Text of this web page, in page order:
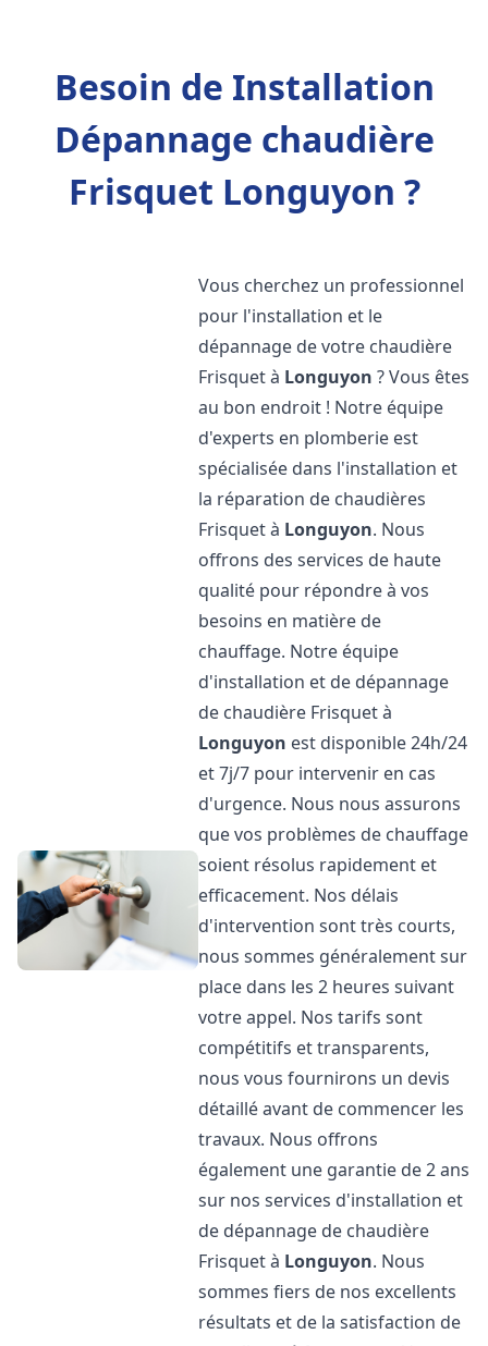
Besoin de Installation
Dépannage chaudière
Frisquet Longuyon ?
Vous cherchez un professionnel
pour l'installation et le
dépannage de votre chaudière
Frisquet à Longuyon ? Vous êtes
au bon endroit ! Notre équipe
d'experts en plomberie est
spécialisée dans l'installation et
la réparation de chaudières
Frisquet à Longuyon. Nous
offrons des services de haute
qualité pour répondre à vos
besoins en matière de
chauffage. Notre équipe
d'installation et de dépannage
de chaudière Frisquet à
Longuyon est disponible 24h/24
et 7j/7 pour intervenir en cas
d'urgence. Nous nous assurons
que vos problèmes de chauffage
soient résolus rapidement et
efficacement. Nos délais
d'intervention sont très courts,
nous sommes généralement sur
place dans les 2 heures suivant
votre appel. Nos tarifs sont
compétitifs et transparents,
nous vous fournirons un devis
détaillé avant de commencer les
travaux. Nous offrons
également une garantie de 2 ans
sur nos services d'installation et
de dépannage de chaudière
Frisquet à Longuyon. Nous
sommes fiers de nos excellents
résultats et de la satisfaction de